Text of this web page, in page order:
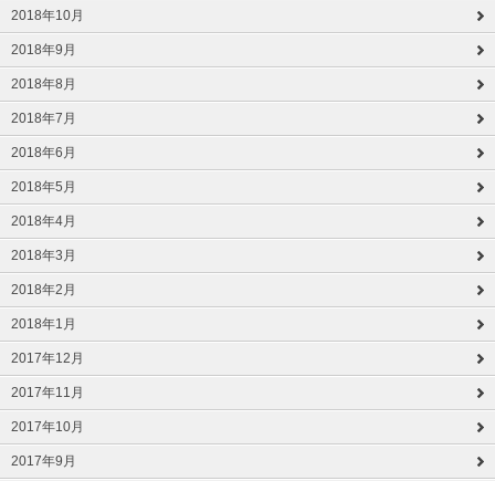
2018年10月
2018年9月
2018年8月
2018年7月
2018年6月
2018年5月
2018年4月
2018年3月
2018年2月
2018年1月
2017年12月
2017年11月
2017年10月
2017年9月